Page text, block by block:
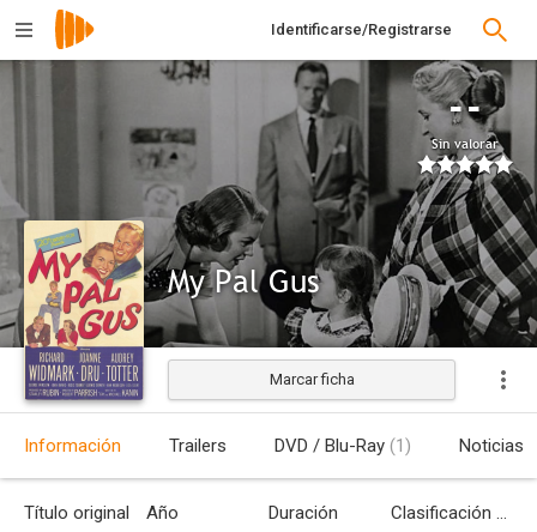
Identificarse/Registrarse
--
Sin valorar
My Pal Gus
Estrenada
Marcar ficha
Información Trailers DVD / Blu-Ray (1) Noticias
Título original Año Duración Clasificación por edades